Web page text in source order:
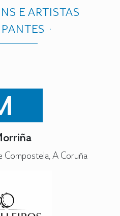
E ARTISTAS
Compostela, A Coruña